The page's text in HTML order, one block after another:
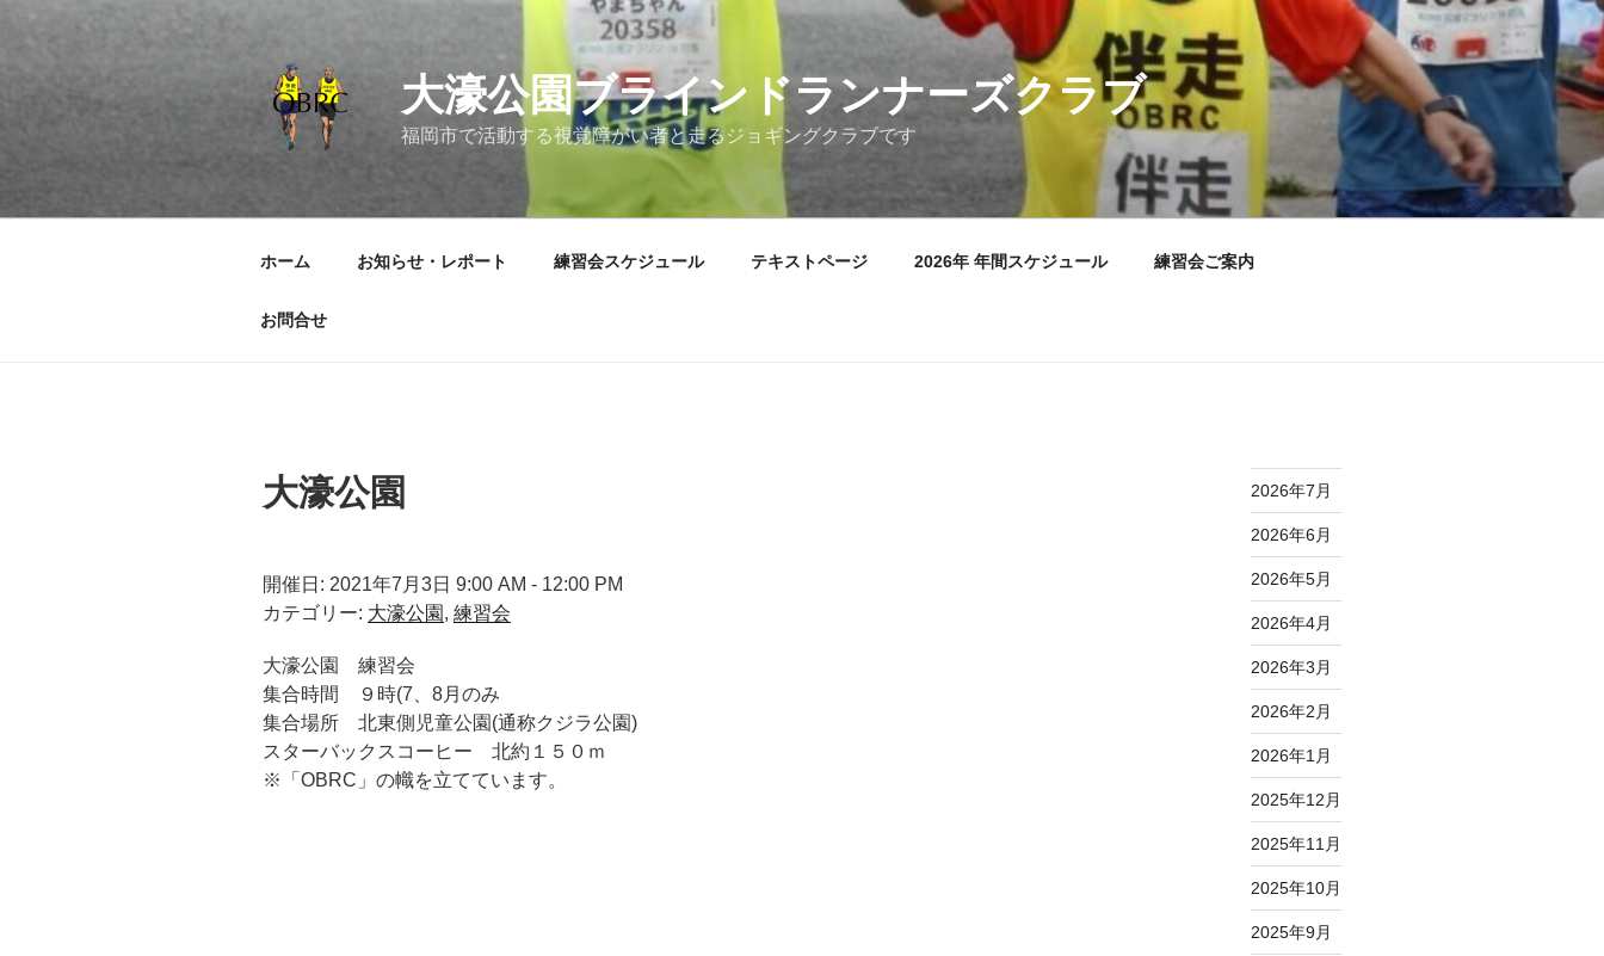
キ
大濠公園ブラインドランナーズクラブ
福岡市で活動する視覚障がい者と走るジョギングクラブです
ホーム お知らせ・レポート 練習会スケジュール テキストページ 2026年 年間スケジュール 練習会ご案内
お問合せ
大濠公園
開催日: 2021年7月3日 9:00 AM - 12:00 PM
カテゴリー: 大濠公園 , 練習会
大濠公園 練習会
集合時間 ９時(7、8月のみ
集合場所 北東側児童公園(通称クジラ公園)
スターバックスコーヒー 北約１５０ｍ
※「OBRC」の幟を立てています。
2026年7月
2026年6月
2026年5月
2026年4月
2026年3月
2026年2月
2026年1月
2025年12月
2025年11月
2025年10月
2025年9月